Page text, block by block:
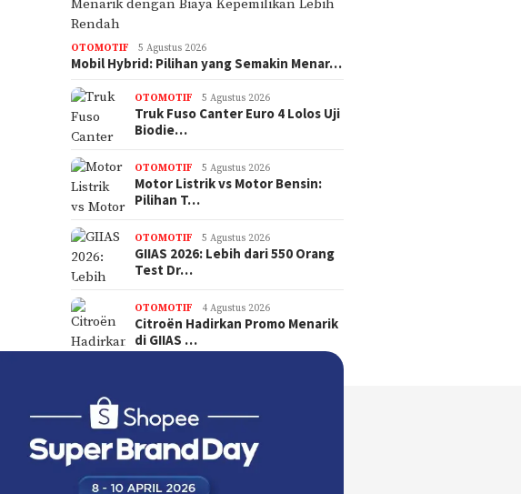
OTOMOTIF 5 Agustus 2026
Mobil Hybrid: Pilihan yang Semakin Menar…
OTOMOTIF 5 Agustus 2026
Truk Fuso Canter Euro 4 Lolos Uji
Biodie…
OTOMOTIF 5 Agustus 2026
Motor Listrik vs Motor Bensin:
Pilihan T…
OTOMOTIF 5 Agustus 2026
GIIAS 2026: Lebih dari 550 Orang
Test Dr…
OTOMOTIF 4 Agustus 2026
Citroën Hadirkan Promo Menarik
di GIIAS …